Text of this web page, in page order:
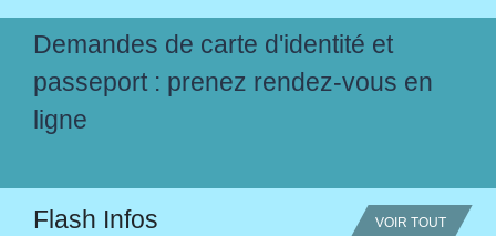
Demandes de carte d'identité et
passeport : prenez rendez-vous en
ligne
Flash Infos VOIR TOUT